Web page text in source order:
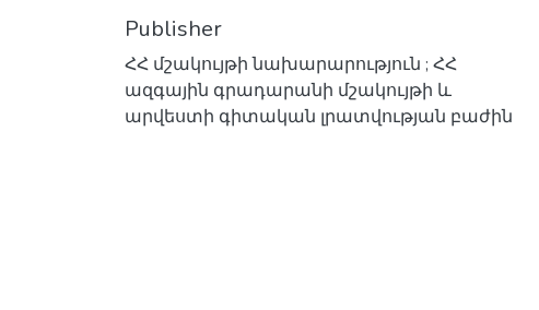
Publisher
ՀՀ մշակույթի նախարարություն ; ՀՀ
ազգային գրադարանի մշակույթի և
արվեստի գիտական լրատվության բաժին